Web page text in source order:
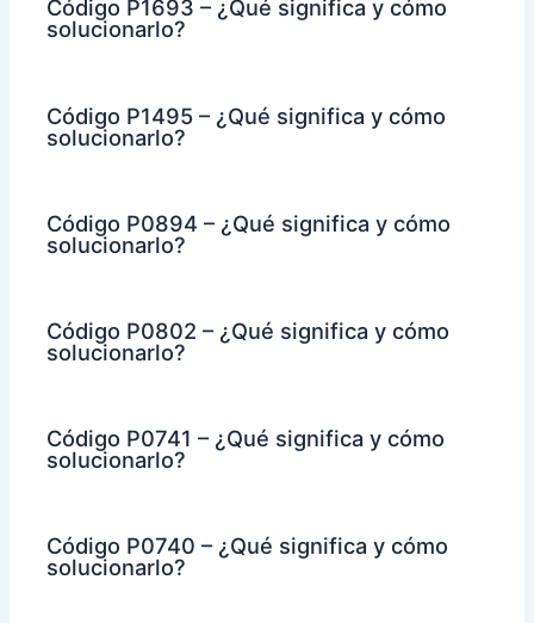
Código P1693 – ¿Qué significa y cómo
solucionarlo?
Código P1495 – ¿Qué significa y cómo
solucionarlo?
Código P0894 – ¿Qué significa y cómo
solucionarlo?
Código P0802 – ¿Qué significa y cómo
solucionarlo?
Código P0741 – ¿Qué significa y cómo
solucionarlo?
Código P0740 – ¿Qué significa y cómo
solucionarlo?